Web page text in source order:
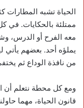
الحياة تشبه المطارات
ممتلئة بالحكايات. في
معه الفرح أو الدرس،
يملؤه أحد. بعضهم يأتي
من نافذة الوداع ثم
ومع كل محطة نتعلم أن
قانون الحياة، مهما